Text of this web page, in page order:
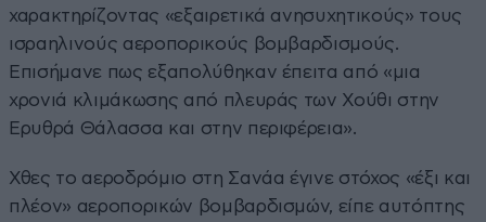
χαρακτηρίζοντας «εξαιρετικά ανησυχητικούς» τους
ισραηλινούς αεροπορικούς βομβαρδισμούς.
Επισήμανε πως εξαπολύθηκαν έπειτα από «μια
χρονιά κλιμάκωσης από πλευράς των Χούθι στην
Ερυθρά Θάλασσα και στην περιφέρεια».
Χθες το αεροδρόμιο στη Σανάα έγινε στόχος «έξι και
πλέον» αεροπορικών βομβαρδισμών, είπε αυτόπτης